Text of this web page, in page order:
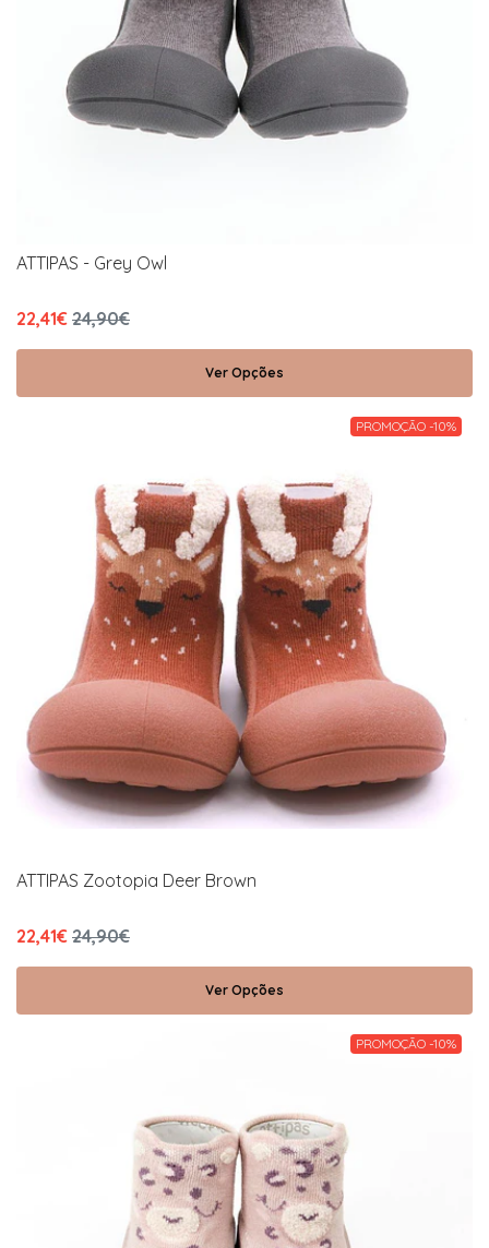
ATTIPAS - Grey Owl
22,41€ 24,90€
Ver Opções
PROMOÇÃO -10%
ATTIPAS Zootopia Deer Brown
22,41€ 24,90€
Ver Opções
PROMOÇÃO -10%